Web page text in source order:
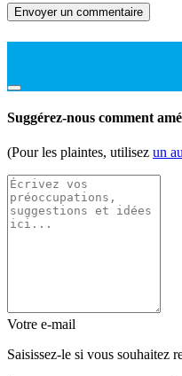
Envoyer un commentaire
Suggérez-nous comment
(Pour les plaintes, utilisez un
Votre e-mail
Saisissez-le si vous souhaitez